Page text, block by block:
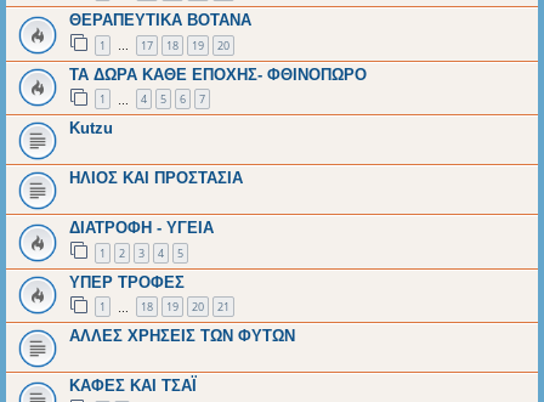
ΘΕΡΑΠΕΥΤΙΚΑ ΒΟΤΑΝΑ
1 … 17 18 19 20
ΤΑ ΔΩΡΑ ΚΑΘΕ ΕΠΟΧΗΣ- ΦΘΙΝΟΠΩΡΟ
1 4 5 6 7
Kutzu
ΗΛΙΟΣ ΚΑΙ ΠΡΟΣΤΑΣΙΑ
ΔΙΑΤΡΟΦΗ - ΥΓΕΙΑ
1 2 3 4 5
ΥΠΕΡ ΤΡΟΦΕΣ
1 18 19 20 21
ΑΛΛΕΣ ΧΡΗΣΕΙΣ ΤΩΝ ΦΥΤΩΝ
ΚΑΦΕΣ ΚΑΙ ΤΣΑΪ